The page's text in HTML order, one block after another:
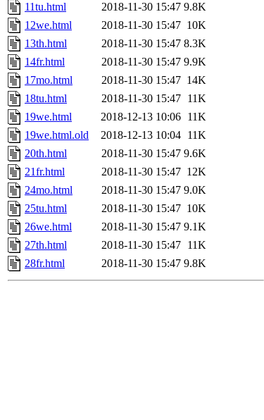
11tu.html
2018-11-30 15:47 9.8K
12we.html
2018-11-30 15:47 10K
13th.html
2018-11-30 15:47 8.3K
14fr.html
2018-11-30 15:47 9.9K
17mo.html
2018-11-30 15:47 14K
18tu.html
2018-11-30 15:47 11K
19we.html
2018-12-13 10:06 11K
19we.html.old
2018-12-13 10:04 11K
20th.html
2018-11-30 15:47 9.6K
21fr.html
2018-11-30 15:47 12K
24mo.html
2018-11-30 15:47 9.0K
25tu.html
2018-11-30 15:47 10K
26we.html
2018-11-30 15:47 9.1K
27th.html
2018-11-30 15:47 11K
28fr.html
2018-11-30 15:47 9.8K